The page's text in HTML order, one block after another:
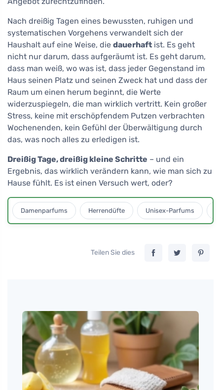
Nach dreißig Tagen eines bewussten, ruhigen und
systematischen Vorgehens verwandelt sich der
Haushalt auf eine Weise, die dauerhaft ist. Es geht
nicht nur darum, dass aufgeräumt ist. Es geht darum,
dass man weiß, wo was ist, dass jeder Gegenstand im
Haus seinen Platz und seinen Zweck hat und dass der
Raum um einen herum beginnt, die Werte
widerzuspiegeln, die man wirklich vertritt. Kein großer
Stress, keine mit erschöpfendem Putzen verbrachten
Wochenenden, kein Gefühl der Überwältigung durch
das, was noch alles zu erledigen ist.
Dreißig Tage, dreißig kleine Schritte – und ein
Ergebnis, das wirklich verändern kann, wie man sich zu
Hause fühlt. Es ist einen Versuch wert, oder?
Damenparfums Herrendüfte Unisex-Parfums
Teilen Sie dies